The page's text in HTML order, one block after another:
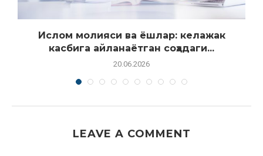
Ислом молияси ва ёшлар: келажак
касбига айланаётган соҳадаги...
20.06.2026
LEAVE A COMMENT